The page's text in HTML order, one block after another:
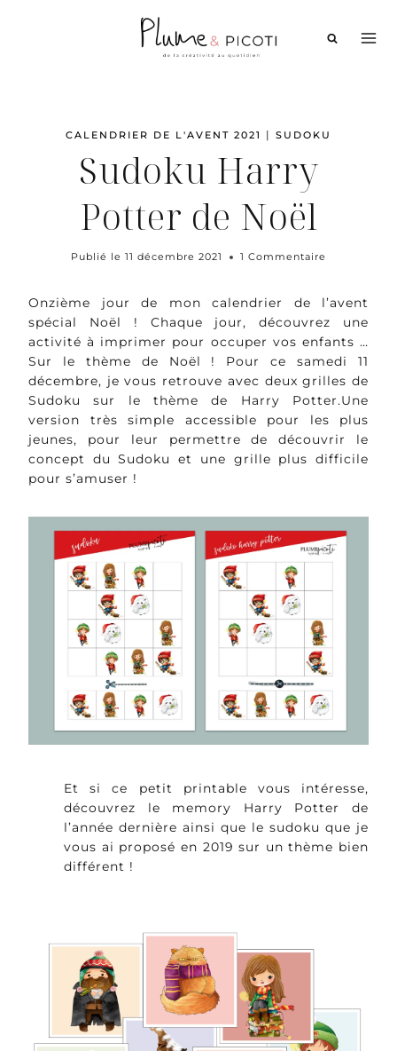
CALENDRIER DE L'AVENT 2021 | SUDOKU
Sudoku Harry
Potter de Noël
Publié le 11 décembre 2021 1 Commentaire
Onzième jour de mon calendrier de l’avent
spécial Noël ! Chaque jour, découvrez une
activité à imprimer pour occuper vos enfants …
Sur le thème de Noël ! Pour ce samedi 11
décembre, je vous retrouve avec deux grilles de
Sudoku sur le thème de Harry Potter.Une
version très simple accessible pour les plus
jeunes, pour leur permettre de découvrir le
concept du Sudoku et une grille plus difficile
pour s’amuser !
Et si ce petit printable vous intéresse,
découvrez le memory Harry Potter de
l’année dernière ainsi que le sudoku que je
vous ai proposé en 2019 sur un thème bien
différent !